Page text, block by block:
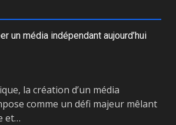
un média indépendant aujourd’hui
la création d’un média
comme un défi majeur mêlant
et…